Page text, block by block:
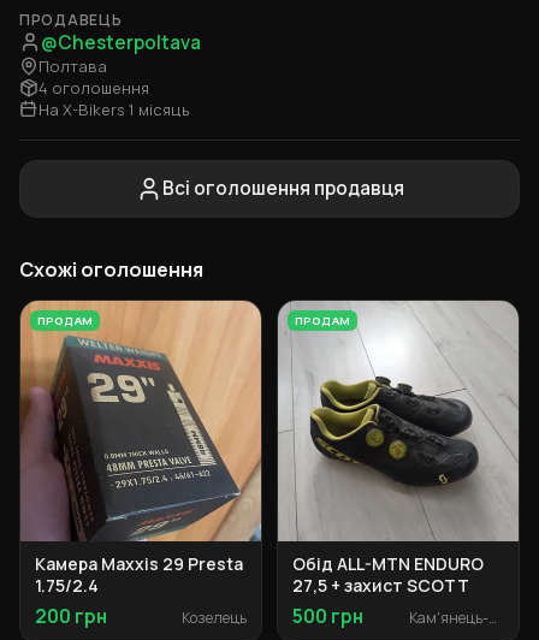
ПРОДАВЕЦЬ
@Chesterpoltava
Полтава
4 оголошення
На X-Bikers 1 місяць
Всі оголошення продавця
Схожі оголошення
ПРОДАМ
Камера Maxxis 29 Presta
1.75/2.4
200 грн Козелець
ПРОДАМ
Обід ALL-MTN ENDURO
27,5 + захист SCOTT
500 грн Кам'янець-Подільський